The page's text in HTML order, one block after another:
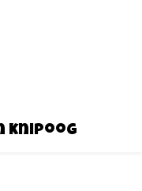
knipoog